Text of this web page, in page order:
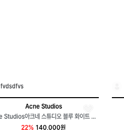
fvdsdfvs
Acne Studios
Acne Studios아크네 스튜디오 블루 화이트 체크 스카프
22% 140,000원